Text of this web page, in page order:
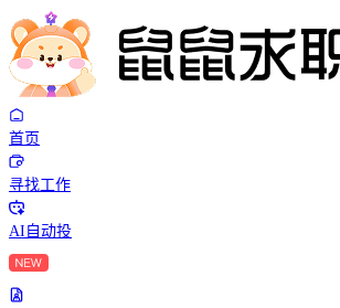
首页
寻找工作
AI自动投